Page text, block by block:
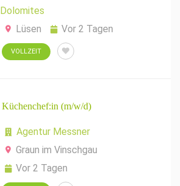
Dolomites
Lüsen
Vor 2 Tagen
VOLLZEIT
Küchenchef:in (m/w/d)
Agentur Messner
Graun im Vinschgau
Vor 2 Tagen